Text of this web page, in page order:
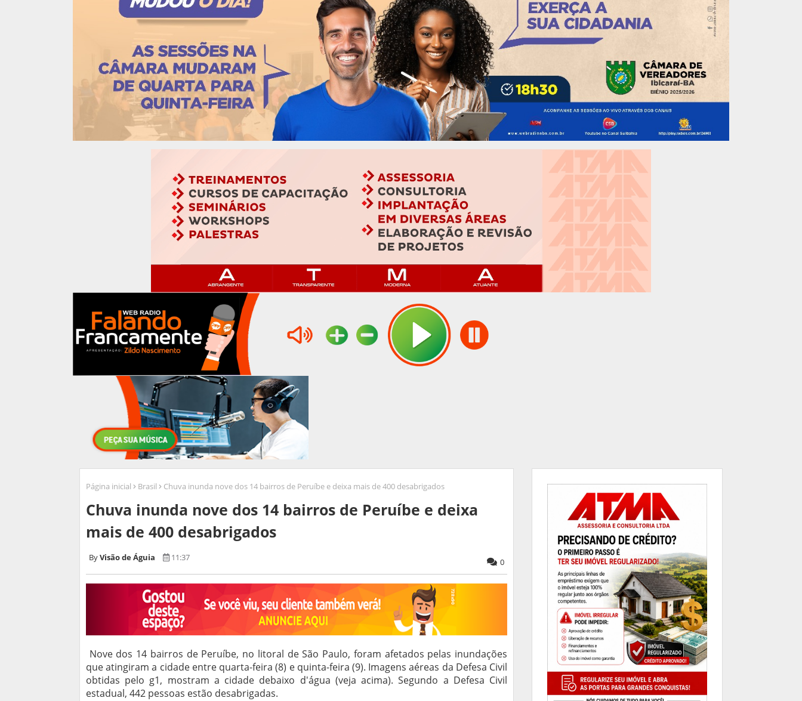
Página inicial Brasil Chuva inunda nove dos 14 bairros de Peruíbe e deixa mais de 400 desabrigados
Chuva inunda nove dos 14 bairros de Peruíbe e deixa
mais de 400 desabrigados
Visão de Águia 11:37 0
Nove dos 14 bairros de Peruíbe, no litoral de São Paulo, foram afetados pelas inundações
que atingiram a cidade entre quarta-feira (8) e quinta-feira (9). Imagens aéreas da Defesa Civil
obtidas pelo g1, mostram a cidade debaixo d'água (veja acima). Segundo a Defesa Civil
estadual, 442 pessoas estão desabrigadas.